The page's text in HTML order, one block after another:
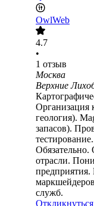
OwlWeb
4.7
•
1 отзыв
Москва
Верхние
Организация
геология).
запасов).
отрасли.
служб.
Откликнуться